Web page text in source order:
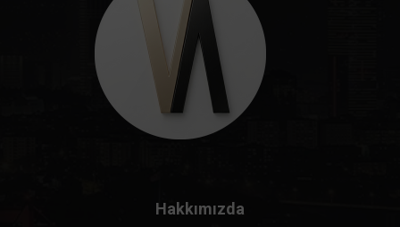
Hakkımızda